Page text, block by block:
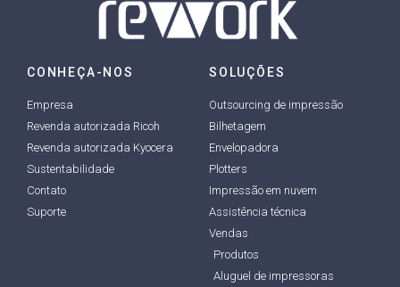
CONHEÇA-NOS
Empresa
Revenda autorizada Ricoh
Revenda autorizada Kyocera
Sustentabilidade
Contato
Suporte
SOLUÇÕES
Outsourcing de impressão
Bilhetagem
Envelopadora
Plotters
Impressão em nuvem
Assistência técnica
Vendas
Produtos
Aluguel de impressoras